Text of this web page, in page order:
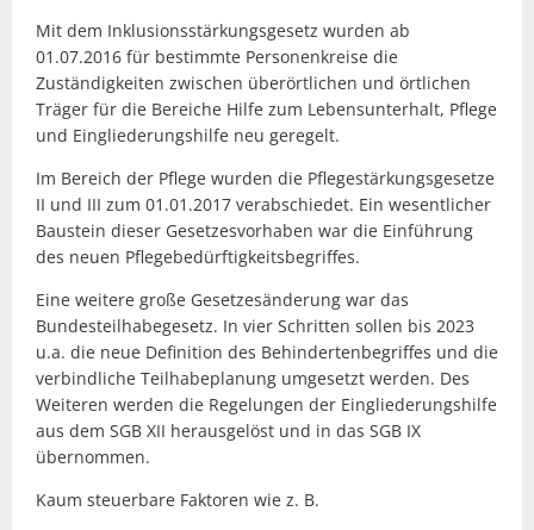
Mit dem Inklusionsstärkungsgesetz wurden ab
01.07.2016 für bestimmte Personenkreise die
Zuständigkeiten zwischen überörtlichen und örtlichen
Träger für die Bereiche Hilfe zum Lebensunterhalt, Pflege
und Eingliederungshilfe neu geregelt.
Im Bereich der Pflege wurden die Pflegestärkungsgesetze
II und III zum 01.01.2017 verabschiedet. Ein wesentlicher
Baustein dieser Gesetzesvorhaben war die Einführung
des neuen Pflegebedürftigkeitsbegriffes.
Eine weitere große Gesetzesänderung war das
Bundesteilhabegesetz. In vier Schritten sollen bis 2023
u.a. die neue Definition des Behindertenbegriffes und die
verbindliche Teilhabeplanung umgesetzt werden. Des
Weiteren werden die Regelungen der Eingliederungshilfe
aus dem SGB XII herausgelöst und in das SGB IX
übernommen.
Kaum steuerbare Faktoren wie z. B.